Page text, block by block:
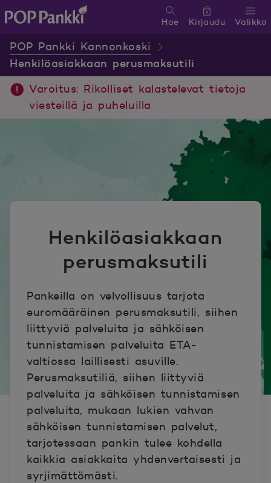
Valikko
Hae Kirjaudu
POP Pankki Kannonkoski
Henkilöasiakkaan perusmaksutili
Varoitus: Rikolliset kalastelevat tietoja
viesteillä ja puheluilla
Henkilöasiakkaan
perusmaksutili
Pankeilla on velvollisuus tarjota
euromääräinen perusmaksutili, siihen
liittyviä palveluita ja sähköisen
tunnistamisen palveluita ETA-
valtiossa laillisesti asuville.
Perusmaksutiliä, siihen liittyviä
palveluita ja sähköisen tunnistamisen
palveluita, mukaan lukien vahvan
sähköisen tunnistamisen palvelut,
tarjotessaan pankin tulee kohdella
kaikkia asiakkaita yhdenvertaisesti ja
syrjimättömästi.